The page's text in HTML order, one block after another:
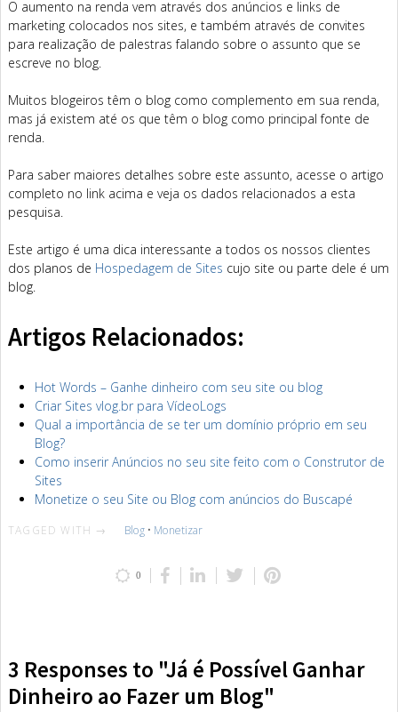
O aumento na renda vem através dos anúncios e links de
marketing colocados nos sites, e também através de convites
para realização de palestras falando sobre o assunto que se
escreve no blog.
Muitos blogeiros têm o blog como complemento em sua renda,
mas já existem até os que têm o blog como principal fonte de
renda.
Para saber maiores detalhes sobre este assunto, acesse o artigo
completo no link acima e veja os dados relacionados a esta
pesquisa.
Este artigo é uma dica interessante a todos os nossos clientes
dos planos de Hospedagem de Sites cujo site ou parte dele é um
blog.
Artigos Relacionados:
Hot Words – Ganhe dinheiro com seu site ou blog
Criar Sites vlog.br para VídeoLogs
Qual a importância de se ter um domínio próprio em seu
Blog?
Como inserir Anúncios no seu site feito com o Construtor de
Sites
Monetize o seu Site ou Blog com anúncios do Buscapé
TAGGED WITH → Blog• Monetizar
0
3 Responses to "Já é Possível Ganhar
Dinheiro ao Fazer um Blog"